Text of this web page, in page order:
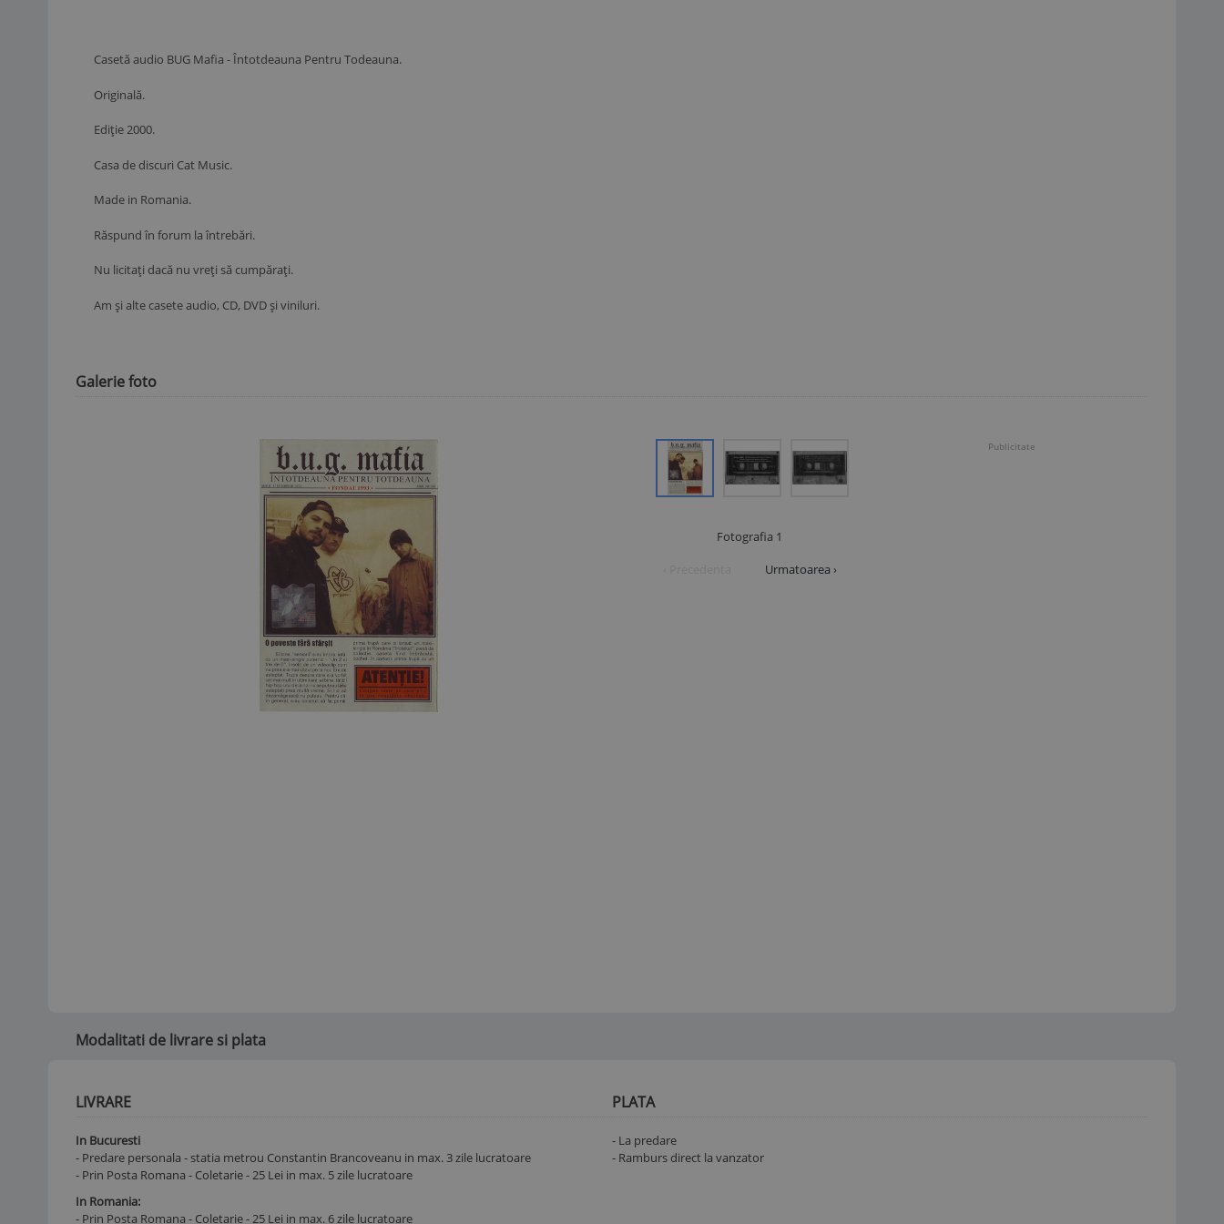
Casetă audio BUG Mafia - Întotdeauna Pentru Todeauna.
Originală.
Ediție 2000.
Casa de discuri Cat Music.
Made in Romania.
Răspund în forum la întrebări.
Nu licitați dacă nu vreți să cumpărați.
Am și alte casete audio, CD, DVD și viniluri.
Galerie foto
Fotografia 1
Urmatoarea ›
Publicitate
Modalitati de livrare si plata
LIVRARE
In Bucuresti
- Predare personala - statia metrou Constantin Brancoveanu in max. 3 zile lucratoare
- Prin Posta Romana - Coletarie - 25 Lei in max. 5 zile lucratoare
In Romania:
- Prin Posta Romana - Coletarie - 25 Lei in max. 6 zile lucratoare
PLATA
- La predare
- Ramburs direct la vanzator